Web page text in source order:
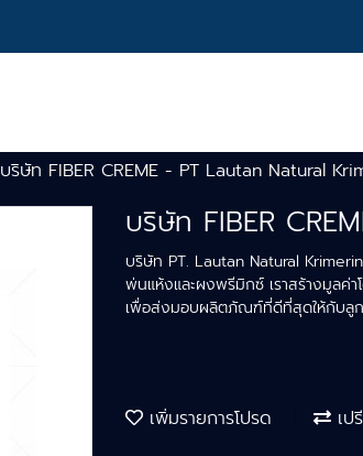
บริษัท FIBER CREME - PT Lautan Natural
บริษัท FIBER
บริษัท PT. Lautan Natural
พ่นแห้งและผงพรีมิกซ์ เราสร้างมูลค่
เพื่อส่งมอบผลิตภัณฑ์ที่ดีที่สุดให้กับลู
เพิ่มรายการโปรด เป